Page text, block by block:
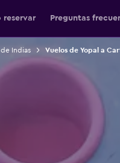
reservar Preguntas
Indias Vuelos de Yopal a